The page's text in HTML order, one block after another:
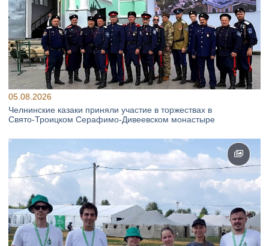
05.08.2026
Челнинские казаки приняли участие в торжествах в
Свято‑Троицком Серафимо‑Дивеевском монастыре